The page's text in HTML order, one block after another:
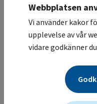
Akademiska
Sahlgrenska
allmän
Studiesammanfattning
och andra
Det primära målet är
Webbplatsen
Vi använder kakor
upplevelse av vår
vidare godkänner